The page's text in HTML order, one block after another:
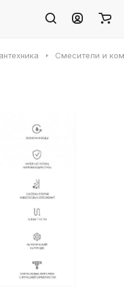
Смесители и